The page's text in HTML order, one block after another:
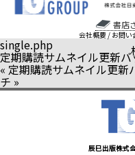
書店
会社概要 / お問い
single.php
定期購読サムネイル更新バ
« 定期購読サムネイル更新
チ »
辰巳出版株式